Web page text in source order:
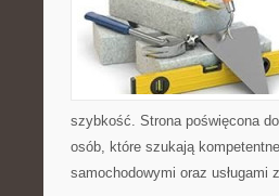
szybkość. Strona poświęcona
osób, które szukają
samochodowymi oraz